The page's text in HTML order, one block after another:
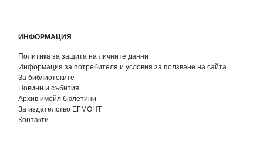
ИНФОРМАЦИЯ
Политика за защита на личните данни
Информация за потребителя и условия за ползване на сайта
За библиотеките
Новини и събития
Архив имейл бюлетини
За издателство ЕГМОНТ
Контакти